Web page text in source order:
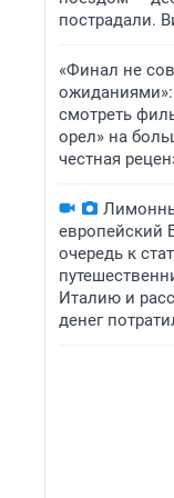
пострадали.
«Финал не
ожиданиями»:
смотреть
орел» на
честная
европейский
очередь к
Италию и
денег